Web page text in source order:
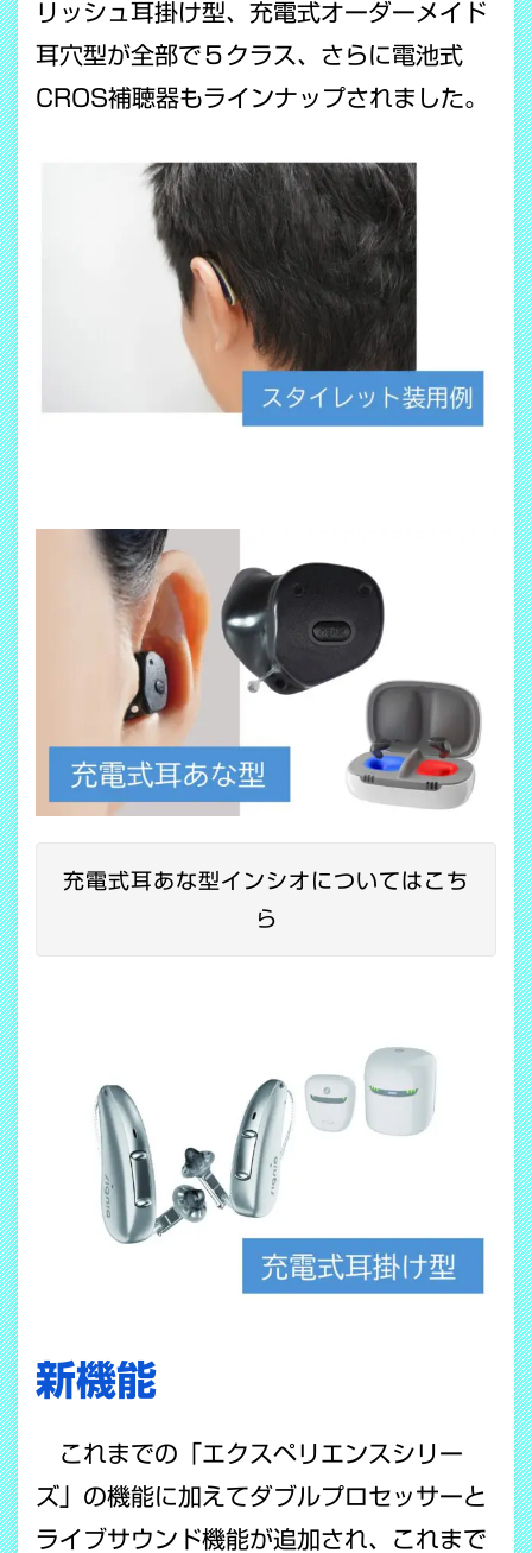
リッシュ耳掛け型、充電式オーダーメイド
耳穴型が全部で５クラス、さらに電池式
CROS補聴器もラインナップされました。
充電式耳あな型インシオについてはこち
ら
新機能
これまでの「エクスペリエンスシリー
ズ」の機能に加えてダブルプロセッサーと
ライブサウンド機能が追加され、これまで